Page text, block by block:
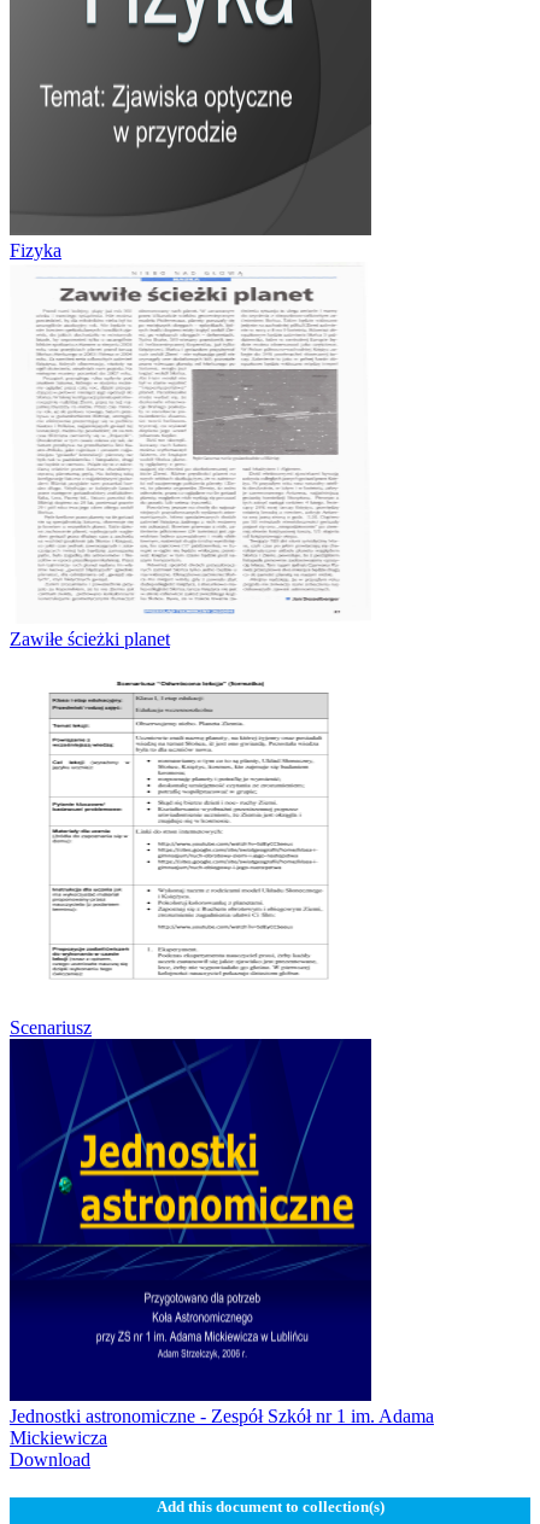
Fizyka
Zawiłe ścieżki planet
Scenariusz
Jednostki astronomiczne - Zespół Szkół nr 1 im. Adama
Mickiewicza
Download
Add this document to collection(s)